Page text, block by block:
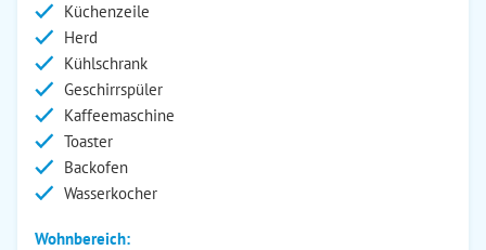
Küchenzeile
Herd
Kühlschrank
Geschirrspüler
Kaffeemaschine
Toaster
Backofen
Wasserkocher
Wohnbereich: